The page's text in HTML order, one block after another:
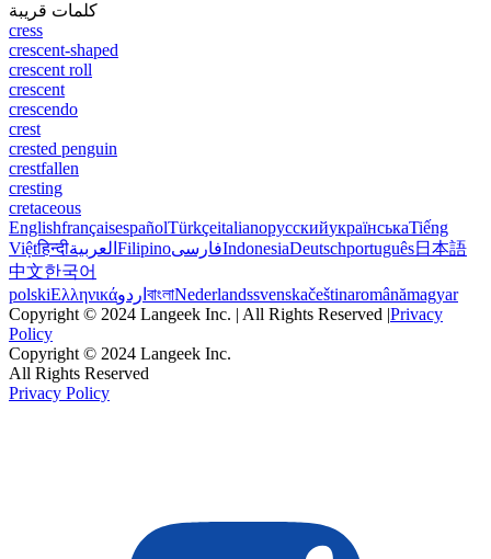
كلمات قريبة
cress
crescent-shaped
crescent roll
crescent
crescendo
crest
crested penguin
crestfallen
cresting
cretaceous
EnglishfrançaisespañolTürkçeitalianoрусскийукраїнськаTiếng
Việtहिन्दीالعربية FilipinoفارسیIndonesiaDeutschportuguês日本語
中文한국어
polskiΕλληνικάاردو বাংলাNederlandssvenskačeštinaromânămagyar
Copyright © 2024 Langeek Inc. | All Rights Reserved |Privacy
Policy
Copyright © 2024 Langeek Inc.
All Rights Reserved
Privacy Policy